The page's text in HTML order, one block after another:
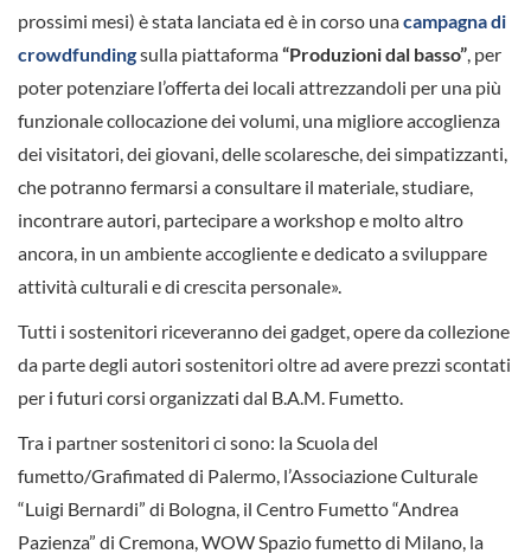
prossimi mesi) è stata lanciata ed è in corso unacampagna di
crowdfundingsulla piattaforma“Produzioni dal basso” , per
poter potenziare l’offerta dei locali attrezzandoli per una più
funzionale collocazione dei volumi, una migliore accoglienza
dei visitatori, dei giovani, delle scolaresche, dei simpatizzanti,
che potranno fermarsi a consultare il materiale, studiare,
incontrare autori, partecipare a workshop e molto altro
ancora, in un ambiente accogliente e dedicato a sviluppare
attività culturali e di crescita personale».
Tutti i sostenitori riceveranno dei gadget, opere da collezione
da parte degli autori sostenitori oltre ad avere prezzi scontati
per i futuri corsi organizzati dal B.A.M. Fumetto.
Tra i partner sostenitori ci sono: la Scuola del
fumetto/Grafimated di Palermo, l’Associazione Culturale
“Luigi Bernardi” di Bologna, il Centro Fumetto “Andrea
Pazienza” di Cremona, WOW Spazio fumetto di Milano, la